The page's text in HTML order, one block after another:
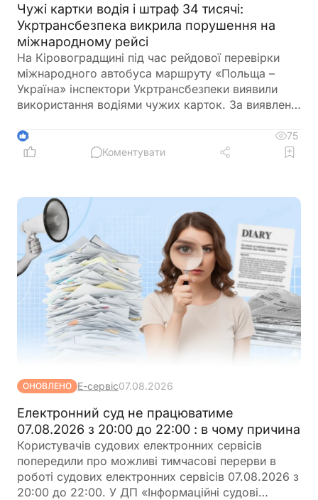
Чужі картки водія і штраф 34 тисячі:
Укртрансбезпека викрила порушення на
міжнародному рейсі
На Кіровоградщині під час рейдової перевірки
міжнародного автобуса маршруту «Польща –
Україна» інспектори Укртрансбезпеки виявили
використання водіями чужих карток. За виявлене
34 тис. грн
3
75
Коментувати
ОНОВЛЕНО Е-сервіс07.08.2026
Електронний суд не працюватиме
07.08.2026 з 20:00 до 22:00 : в чому причина
Користувачів судових електронних сервісів
попередили про можливі тимчасові перерви в
роботі судових електронних сервісів 07.08.2026 з
20:00 до 22:00. У ДП «Інформаційні судові